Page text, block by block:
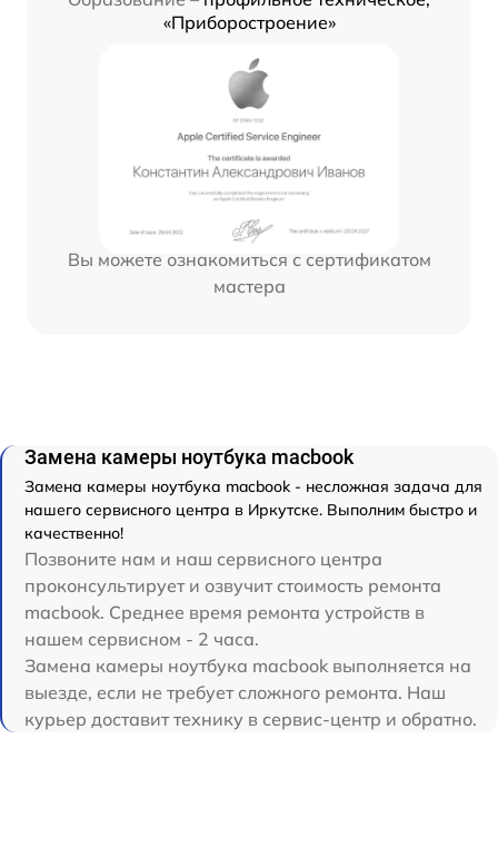
«Приборостроение»
Вы можете ознакомиться с сертификатом
мастера
Замена камеры ноутбука macbook
Замена камеры ноутбука macbook - несложная задача для
нашего сервисного центра в Иркутске. Выполним быстро и
качественно!
Позвоните нам и наш сервисного центра
проконсультирует и озвучит стоимость ремонта
macbook. Среднее время ремонта устройств в
нашем сервисном - 2 часа.
Замена камеры ноутбука macbook выполняется на
выезде, если не требует сложного ремонта. Наш
курьер доставит технику в сервис-центр и обратно.